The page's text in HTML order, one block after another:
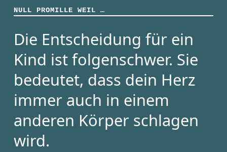
NULL PROMILLE WEIL …
Die Entscheidung für ein
Kind ist folgenschwer. Sie
bedeutet, dass dein Herz
immer auch in einem
anderen Körper schlagen
wird.